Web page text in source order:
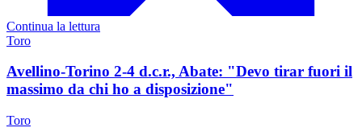
Continua la lettura
Toro
Avellino-Torino 2-4 d.c.r., Abate: "Devo tirar fuori il
massimo da chi ho a disposizione"
Toro